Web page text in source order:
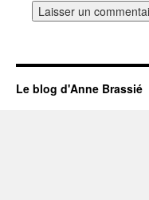
Le blog d'Anne Brassié